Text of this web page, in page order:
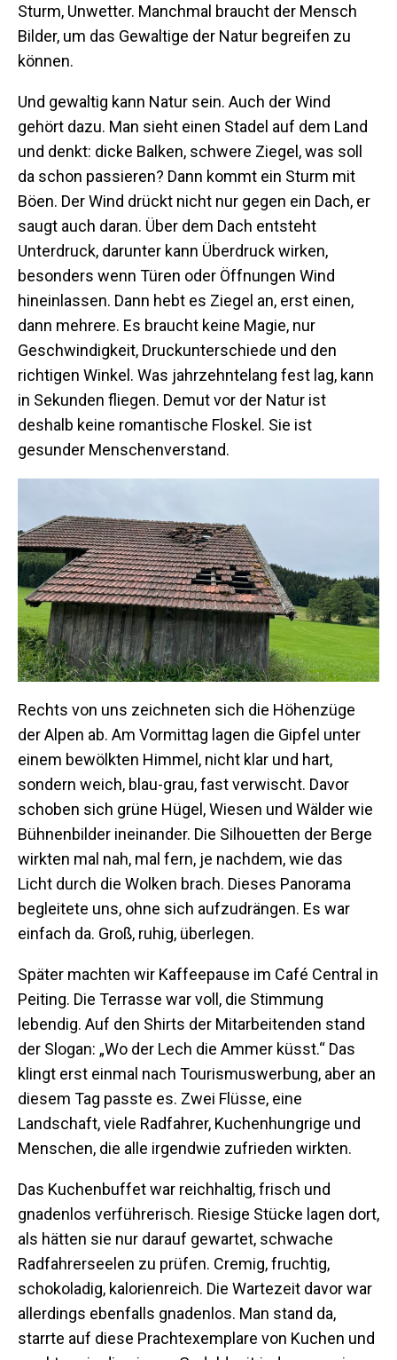
Sturm, Unwetter. Manchmal braucht der Mensch
Bilder, um das Gewaltige der Natur begreifen zu
können.
Und gewaltig kann Natur sein. Auch der Wind
gehört dazu. Man sieht einen Stadel auf dem Land
und denkt: dicke Balken, schwere Ziegel, was soll
da schon passieren? Dann kommt ein Sturm mit
Böen. Der Wind drückt nicht nur gegen ein Dach, er
saugt auch daran. Über dem Dach entsteht
Unterdruck, darunter kann Überdruck wirken,
besonders wenn Türen oder Öffnungen Wind
hineinlassen. Dann hebt es Ziegel an, erst einen,
dann mehrere. Es braucht keine Magie, nur
Geschwindigkeit, Druckunterschiede und den
richtigen Winkel. Was jahrzehntelang fest lag, kann
in Sekunden fliegen. Demut vor der Natur ist
deshalb keine romantische Floskel. Sie ist
gesunder Menschenverstand.
Rechts von uns zeichneten sich die Höhenzüge
der Alpen ab. Am Vormittag lagen die Gipfel unter
einem bewölkten Himmel, nicht klar und hart,
sondern weich, blau-grau, fast verwischt. Davor
schoben sich grüne Hügel, Wiesen und Wälder wie
Bühnenbilder ineinander. Die Silhouetten der Berge
wirkten mal nah, mal fern, je nachdem, wie das
Licht durch die Wolken brach. Dieses Panorama
begleitete uns, ohne sich aufzudrängen. Es war
einfach da. Groß, ruhig, überlegen.
Später machten wir Kaffeepause im Café Central in
Peiting. Die Terrasse war voll, die Stimmung
lebendig. Auf den Shirts der Mitarbeitenden stand
der Slogan: „Wo der Lech die Ammer küsst.“ Das
klingt erst einmal nach Tourismuswerbung, aber an
diesem Tag passte es. Zwei Flüsse, eine
Landschaft, viele Radfahrer, Kuchenhungrige und
Menschen, die alle irgendwie zufrieden wirkten.
Das Kuchenbuffet war reichhaltig, frisch und
gnadenlos verführerisch. Riesige Stücke lagen dort,
als hätten sie nur darauf gewartet, schwache
Radfahrerseelen zu prüfen. Cremig, fruchtig,
schokoladig, kalorienreich. Die Wartezeit davor war
allerdings ebenfalls gnadenlos. Man stand da,
starrte auf diese Prachtexemplare von Kuchen und